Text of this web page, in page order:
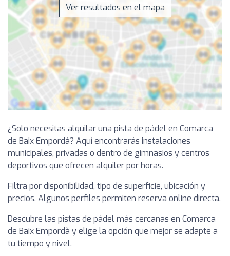
Ver resultados en el mapa
¿Solo necesitas alquilar una pista de pádel en Comarca
de Baix Empordà? Aquí encontrarás instalaciones
municipales, privadas o dentro de gimnasios y centros
deportivos que ofrecen alquiler por horas.
Filtra por disponibilidad, tipo de superficie, ubicación y
precios. Algunos perfiles permiten reserva online directa.
Descubre las pistas de pádel más cercanas en Comarca
de Baix Empordà y elige la opción que mejor se adapte a
tu tiempo y nivel.